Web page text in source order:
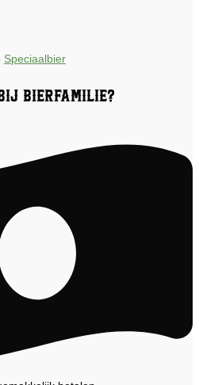
Speciaalbier
Bierfamilie?